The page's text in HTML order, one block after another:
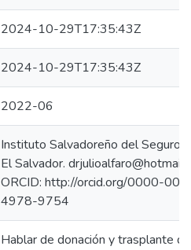
2024-10-29T17:35:43Z
2024-10-29T17:35:43Z
2022-06
Instituto Salvadoreño del Seguro
El Salvador.
ORCID: http://orcid.org/0000-
4978-9754
Hablar de donación y trasplante de